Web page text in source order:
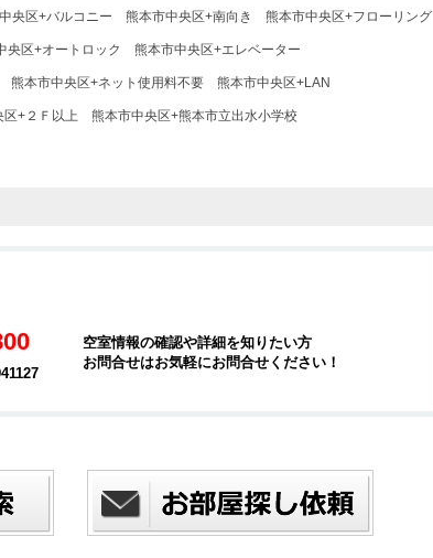
央区+バルコニー 熊本市中央区+南向き 熊本市中央区+フローリング
央区+オートロック 熊本市中央区+エレベーター
熊本市中央区+ネット使用料不要 熊本市中央区+LAN
区+２Ｆ以上 熊本市中央区+熊本市立出水小学校
空室情報の確認や詳細を知りたい方
お問合せはお気軽にお問合せください！